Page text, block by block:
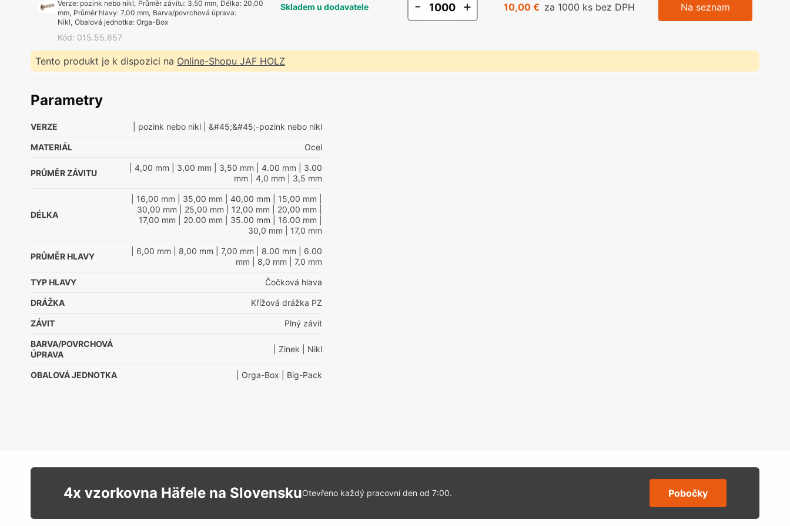
Verze: pozink nebo nikl, Průměr závitu: 3,50 mm, Délka: 20,00
mm, Průměr hlavy:7,00 mm, Barva/povrchová úprava:
Nikl, Obalová jednotka:Orga-Box
Kód: 015.55.657
Skladem u dodavatele - + 10,00 € za 1000 ks bez DPH Na seznam
Tento produkt je k dispozici na Online-Shopu JAF HOLZ
Parametry
VERZE | pozink nebo nikl | &#45;&#45;-pozink nebo nikl
MATERIÁL Ocel
PRŮMĚR ZÁVITU
| 4,00 mm | 3,00 mm | 3,50 mm | 4.00 mm | 3.00
mm | 4,0 mm | 3,5 mm
DÉLKA
| 16,00 mm | 35,00 mm | 40,00 mm | 15,00 mm
30,00 mm | 25,00 mm | 12,00 mm | 20,00 mm
17,00 mm | 20.00 mm | 35.00 mm | 16.00 mm
30,0 mm | 17,0 mm
PRŮMĚR HLAVY
| 6,00 mm | 8,00 mm | 7,00 mm | 8.00 mm | 6.00
mm | 8,0 mm | 7,0 mm
TYP HLAVY Čočková hlava
DRÁŽKA Křížová drážka PZ
ZÁVIT Plný závit
BARVA/POVRCHOVÁ
ÚPRAVA
| Zinek | Nikl
OBALOVÁ JEDNOTKA | Orga-Box | Big-Pack
4x vzorkovna Häfele na SlovenskuOtevřeno každý pracovní den od 7:00. Pobočky